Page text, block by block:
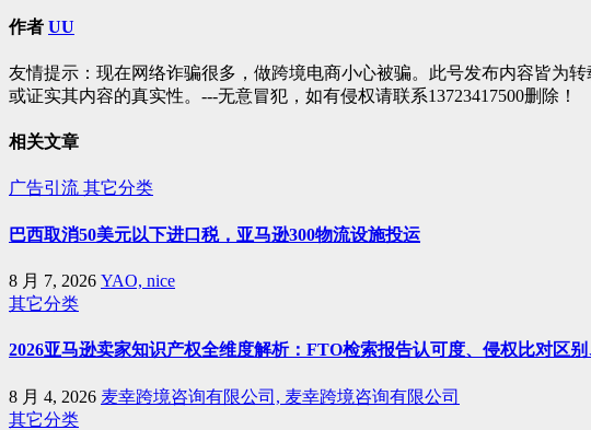
导
作者 UU
友情提示：现在网络诈骗很多，做跨境电商小心被骗。此号发布内容皆为
或证实其内容的真实性。---无意冒犯，如有侵权请联系13723417500删除！
相关文章
广告引流 其它分类
巴西取消50美元以下进口税，亚马逊300物流设施投运
8 月 7, 2026 YAO, nice
其它分类
2026亚马逊卖家知识产权全维度解析：FTO检索报告认可度、侵权比对区
8 月 4, 2026 麦幸跨境咨询有限公司, 麦幸跨境咨询有限公司
其它分类